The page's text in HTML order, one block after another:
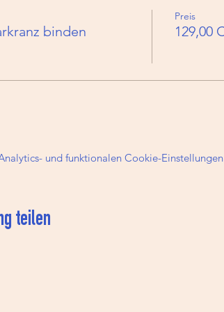
Es finden mehrere Workshops statt. Auf der
der dir zeitlich am besten passt.
binden
Preis
129,00
und funktionalen Cookie-
teilen